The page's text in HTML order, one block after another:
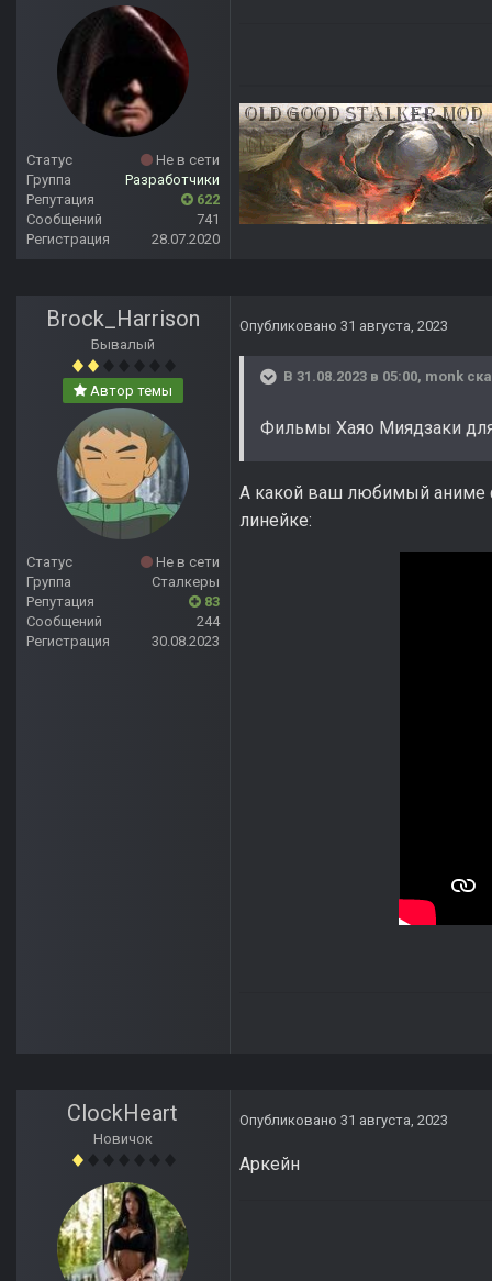
Статус
Не в сети
Группа
Разработчики
Репутация
622
Сообщений
741
Регистрация
28.07.2020
Brock_Harrison
Бывалый
Автор темы
Статус
Не в сети
Группа
Сталкеры
Репутация
83
Сообщений
244
Регистрация
30.08.2023
Опубликовано 31 августа, 2023
В 31.08.2023 в 05:00, monk
Фильмы Хаяо Миядзаки
А какой ваш любимый аниме
линейке:
ClockHeart
Новичок
Опубликовано 31 августа, 2023
Аркейн